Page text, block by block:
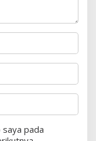
pada